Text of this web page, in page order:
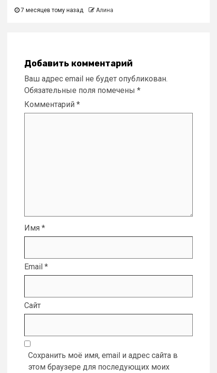
7 месяцев тому назад Алина
Добавить комментарий
Ваш адрес email не будет опубликован.
Обязательные поля помечены *
Комментарий *
Имя *
Email *
Сайт
Сохранить моё имя, email и адрес сайта в
этом браузере для последующих моих